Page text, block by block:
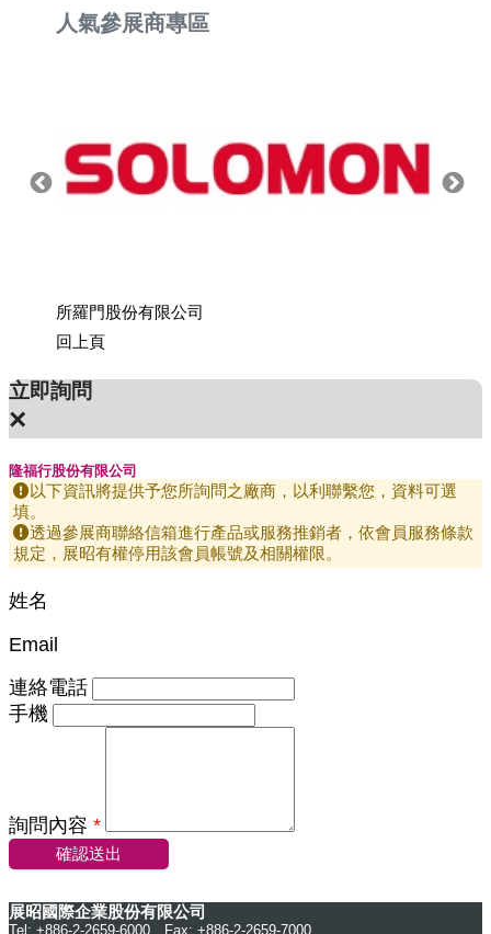
人氣參展商專區
所羅門股份有限公司
回上頁
立即詢問
×
隆福行股份有限公司
以下資訊將提供予您所詢問之廠商，以利聯繫您，資料可選
填。
透過參展商聯絡信箱進行產品或服務推銷者，依會員服務條款
規定，展昭有權停用該會員帳號及相關權限。
姓名
Email
連絡電話
手機
詢問內容 *
確認送出
展昭國際企業股份有限公司
Tel: +886-2-2659-6000 Fax: +886-2-2659-7000